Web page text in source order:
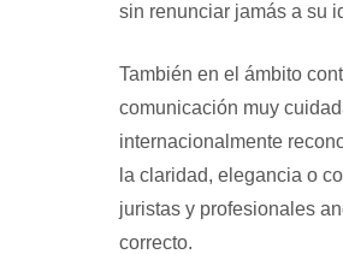
sin renunciar jamás a su
También en el ámbito
comunicación muy
internacionalmente
la claridad, elegancia o
juristas y profesionales
correcto.